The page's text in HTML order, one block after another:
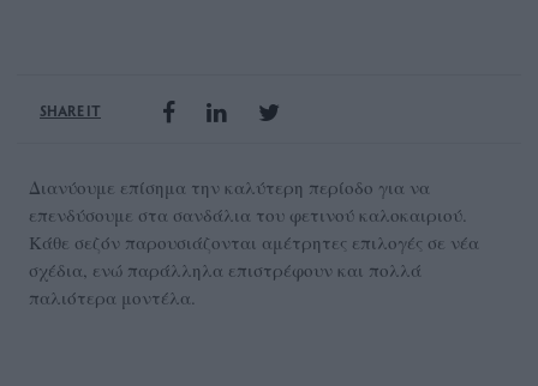
SHARE IT
Διανύουμε επίσημα την καλύτερη περίοδο για να
επενδύσουμε στα σανδάλια του φετινού καλοκαιριού.
Κάθε σεζόν παρουσιάζονται αμέτρητες επιλογές σε νέα
σχέδια, ενώ παράλληλα επιστρέφουν και πολλά
παλιότερα μοντέλα.